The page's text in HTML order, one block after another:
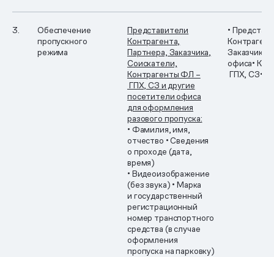
3.
Обеспечение
пропускного
режима
Представители
Контрагента,
Партнера, Заказчика,
Соискатели,
Контрагенты ФЛ –
ГПХ, СЗ и другие
посетители офиса
для оформления
разового пропуска:
• Фамилия, имя,
отчество • Сведения
о проходе (дата,
время)
• Видеоизображение
(без звука) • Марка
и государственный
регистрационный
номер транспортного
средства (в случае
оформления
пропуска на парковку)
•
Заказчика
офиса•
ГПХ, СЗ•